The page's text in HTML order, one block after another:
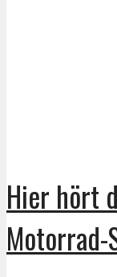
Hier hört
Motorrad-